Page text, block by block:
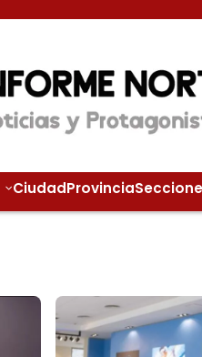
CiudadProvincia